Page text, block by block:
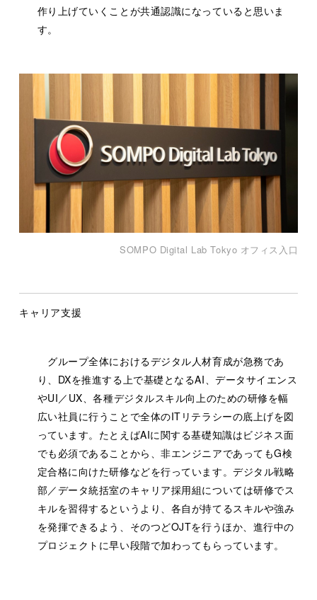
作り上げていくことが共通認識になっていると思いま
す。
SOMPO Digital Lab Tokyo オフィス入口
キャリア支援
グループ全体におけるデジタル人材育成が急務であ
り、DXを推進する上で基礎となるAI、データサイエンス
やUI／UX、各種デジタルスキル向上のための研修を幅
広い社員に行うことで全体のITリテラシーの底上げを図
っています。たとえばAIに関する基礎知識はビジネス面
でも必須であることから、非エンジニアであってもG検
定合格に向けた研修などを行っています。デジタル戦略
部／データ統括室のキャリア採用組については研修でス
キルを習得するというより、各自が持てるスキルや強み
を発揮できるよう、そのつどOJTを行うほか、進行中の
プロジェクトに早い段階で加わってもらっています。